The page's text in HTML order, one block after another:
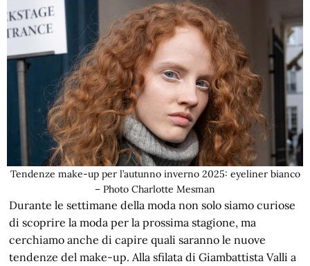
Tendenze make-up per l’autunno inverno 2025: eyeliner bianco
– Photo Charlotte Mesman
Durante le settimane della moda non solo siamo curiose
di scoprire la moda per la prossima stagione, ma
cerchiamo anche di capire quali saranno le nuove
tendenze del make-up. Alla sfilata di Giambattista Valli a